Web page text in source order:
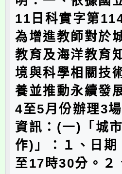
11日科實字第
為增進教師對於
教育及海洋教育
境與科學相關技
養並推動永續發
4至5月份辦理3
資訊：(一)「城
作)」：１、日
至17時30分。２